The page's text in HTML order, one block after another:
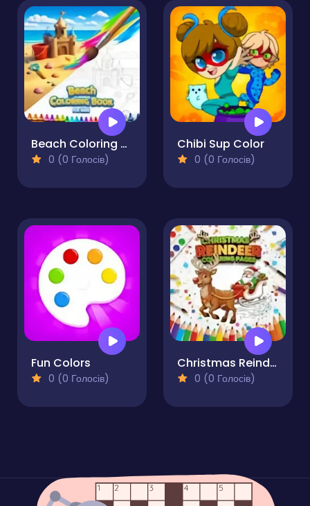
Beach Coloring Book for Kids
0 (0 Голосів)
Chibi Sup Color
0 (0 Голосів)
Fun Colors
0 (0 Голосів)
Christmas Reindeer Coloring Pages
0 (0 Голосів)